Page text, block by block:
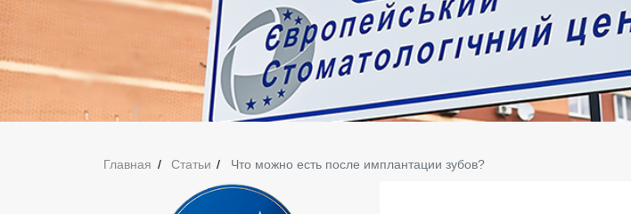
Главная Статьи Что можно есть после имплантации зубов?